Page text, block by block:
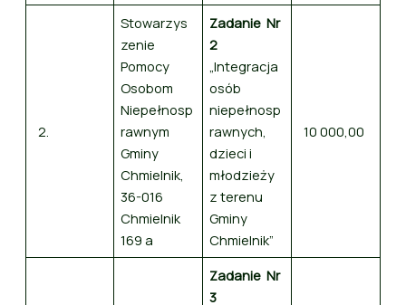
2.
Stowarzys
zenie
Pomocy
Osobom
Niepełnosp
rawnym
Gminy
Chmielnik,
36-016
Chmielnik
169 a
Zadanie Nr
2
„Integracja
osób
niepełnosp
rawnych,
dzieci i
młodzieży
z terenu
Gminy
Chmielnik”
10 000,00
Zadanie Nr
3